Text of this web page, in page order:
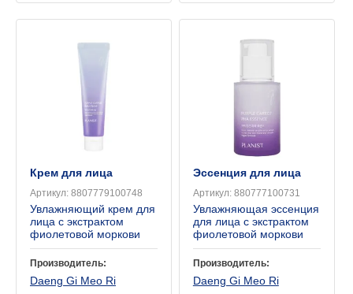
Крем для лица
Артикул: 8807779100748
Увлажняющий крем для
лица с экстрактом
фиолетовой моркови
Производитель:
Daeng Gi Meo Ri
Эссенция для лица
Артикул:880777100731
Увлажняющая эссенция
для лица с экстрактом
фиолетовой моркови
Производитель:
Daeng Gi Meo Ri